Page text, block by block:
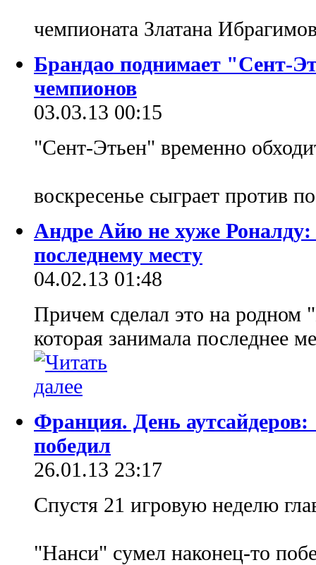
чемпионата Златана
Брандао поднимает "Сент-
чемпионов
03.03.13 00:15
"Сент-Этьен" временно
воскресенье сыграет против
Андре Айю не хуже
последнему месту
04.02.13 01:48
Причем сделал это на родном
которая занимала последнее
Франция. День
победил
26.01.13 23:17
Спустя 21 игровую неделю
"Нанси" сумел наконец-то